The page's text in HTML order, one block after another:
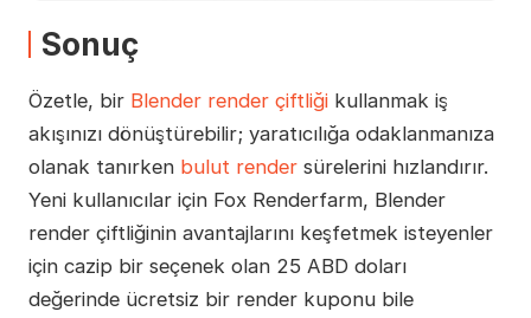
Sonuç
Özetle, bir Blender render çiftliğikullanmak iş
akışınızı dönüştürebilir; yaratıcılığa odaklanmanıza
olanak tanırken bulut rendersürelerini hızlandırır.
Yeni kullanıcılar için Fox Renderfarm, Blender
render çiftliğinin avantajlarını keşfetmek isteyenler
için cazip bir seçenek olan 25 ABD doları
değerinde ücretsiz bir render kuponu bile